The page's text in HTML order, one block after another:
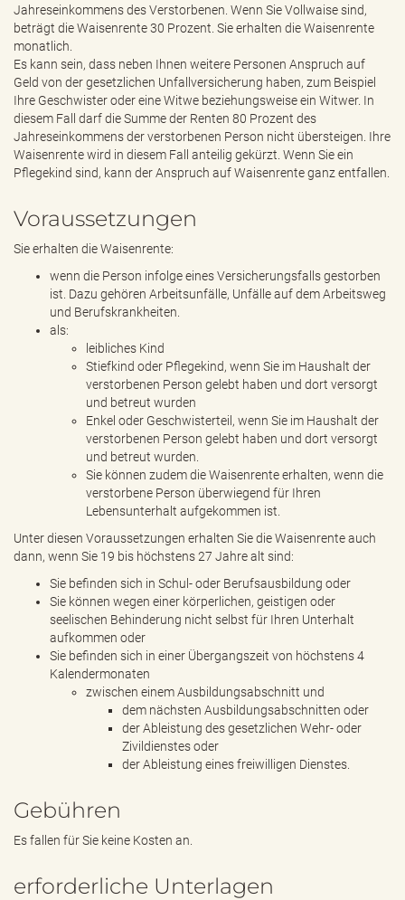
Jahreseinkommens des Verstorbenen. Wenn Sie Vollwaise sind,
beträgt die Waisenrente 30 Prozent. Sie erhalten die Waisenrente
monatlich.
Es kann sein, dass neben Ihnen weitere Personen Anspruch auf
Geld von der gesetzlichen Unfallversicherung haben, zum Beispiel
Ihre Geschwister oder eine Witwe beziehungsweise ein Witwer. In
diesem Fall darf die Summe der Renten 80 Prozent des
Jahreseinkommens der verstorbenen Person nicht übersteigen. Ihre
Waisenrente wird in diesem Fall anteilig gekürzt. Wenn Sie ein
Pflegekind sind, kann der Anspruch auf Waisenrente ganz entfallen.
Voraussetzungen
Sie erhalten die Waisenrente:
wenn die Person infolge eines Versicherungsfalls gestorben
ist. Dazu gehören Arbeitsunfälle, Unfälle auf dem Arbeitsweg
und Berufskrankheiten.
als:
leibliches Kind
Stiefkind oder Pflegekind, wenn Sie im Haushalt der
verstorbenen Person gelebt haben und dort versorgt
und betreut wurden
Enkel oder Geschwisterteil, wenn Sie im Haushalt der
verstorbenen Person gelebt haben und dort versorgt
und betreut wurden.
Sie können zudem die Waisenrente erhalten, wenn die
verstorbene Person überwiegend für Ihren
Lebensunterhalt aufgekommen ist.
Unter diesen Voraussetzungen erhalten Sie die Waisenrente auch
dann, wenn Sie 19 bis höchstens 27 Jahre alt sind:
Sie befinden sich in Schul- oder Berufsausbildung oder
Sie können wegen einer körperlichen, geistigen oder
seelischen Behinderung nicht selbst für Ihren Unterhalt
aufkommen oder
Sie befinden sich in einer Übergangszeit von höchstens 4
Kalendermonaten
zwischen einem Ausbildungsabschnitt und
dem nächsten Ausbildungsabschnitten oder
der Ableistung des gesetzlichen Wehr- oder
Zivildienstes oder
der Ableistung eines freiwilligen Dienstes.
Gebühren
Es fallen für Sie keine Kosten an.
erforderliche Unterlagen